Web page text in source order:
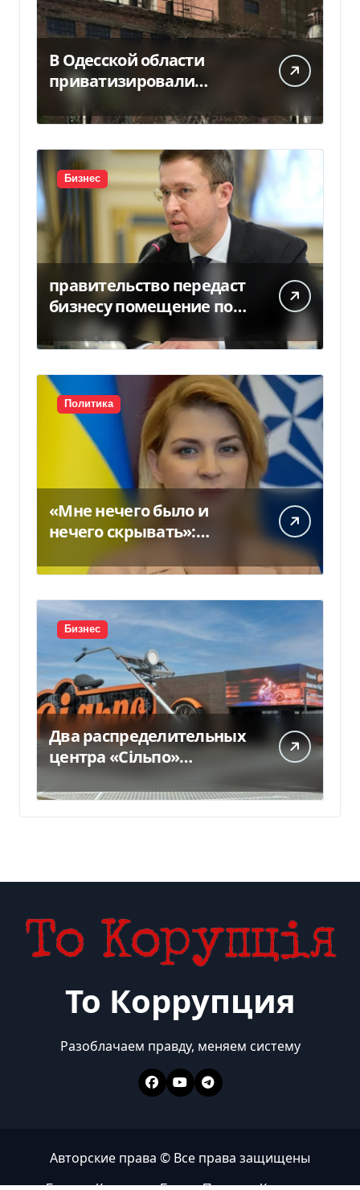
В Одесской области
приватизировали
«Хлебную базу №77» за
5,7 млн грн
Бизнес
правительство передаст
бизнесу помещение под
склады
Политика
«Мне нечего было и
нечего скрывать»:
Стефанишина
прокомментировала
новое подозрение
Бизнес
Два распределительных
центра «Сільпо»
пострадали от
российской атаки —
Delo.ua
То Коррупция
Разоблачаем правду, меняем систему
Авторские права © Все права защищены